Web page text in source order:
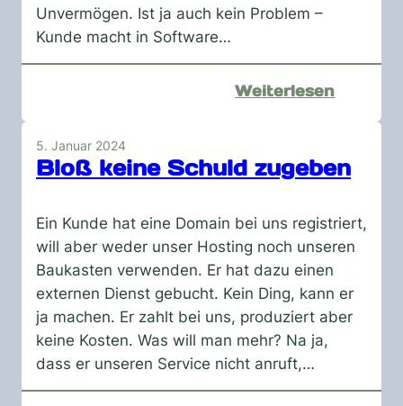
Unvermögen. Ist ja auch kein Problem –
Kunde macht in Software…
Weiterlesen:
macht
jetzt
5. Januar 2024
Bloß keine Schuld zugeben
Ein Kunde hat eine Domain bei uns registriert,
will aber weder unser Hosting noch unseren
Baukasten verwenden. Er hat dazu einen
externen Dienst gebucht. Kein Ding, kann er
ja machen. Er zahlt bei uns, produziert aber
keine Kosten. Was will man mehr? Na ja,
dass er unseren Service nicht anruft,…